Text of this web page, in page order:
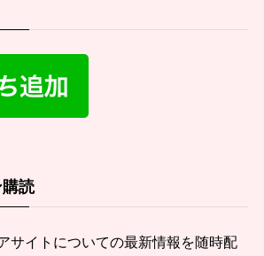
読
サイトについての最新情報を随時配